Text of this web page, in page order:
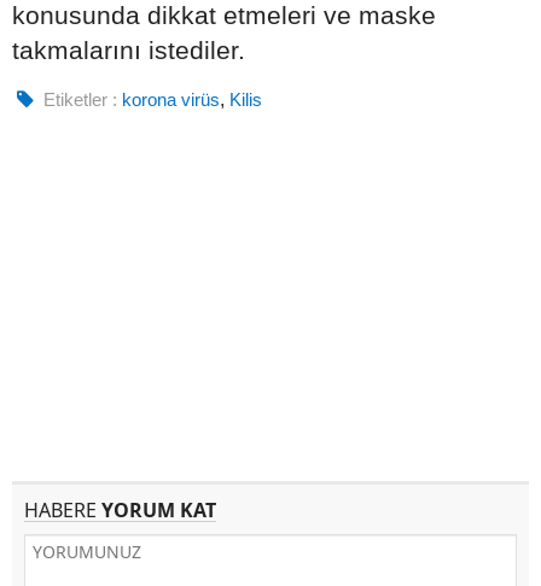
konusunda dikkat etmeleri ve maske
takmalarını istediler.
Etiketler : korona virüs, Kilis
HABERE YORUM KAT